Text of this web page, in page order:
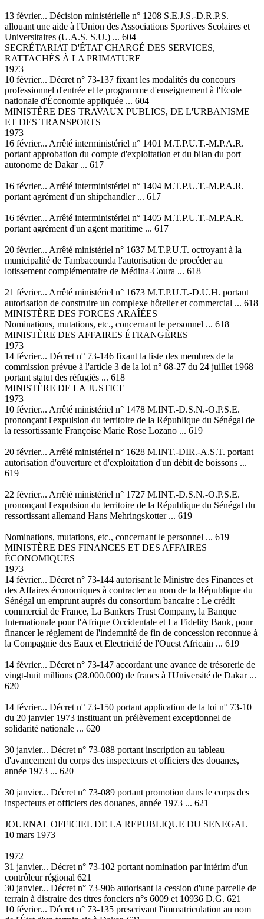
13 février... Décision ministérielle n° 1208 S.E.J.S.-D.R.P.S.
allouant une aide à l'Union des Associations Sportives Scolaires et
Universitaires (U.A.S. S.U.) ... 604
SECRÉTARIAT D'ÉTAT CHARGÉ DES SERVICES,
RATTACHÉS À LA PRIMATURE
1973
10 février... Décret n° 73-137 fixant les modalités du concours
professionnel d'entrée et le programme d'enseignement à l'École
nationale d'Économie appliquée ... 604
MINISTÈRE DES TRAVAUX PUBLICS, DE L'URBANISME
ET DES TRANSPORTS
1973
16 février... Arrêté interministériel n° 1401 M.T.P.U.T.-M.P.A.R.
portant approbation du compte d'exploitation et du bilan du port
autonome de Dakar ... 617
16 février... Arrêté interministériel n° 1404 M.T.P.U.T.-M.P.A.R.
portant agrément d'un shipchandler ... 617
16 février... Arrêté interministériel n° 1405 M.T.P.U.T.-M.P.A.R.
portant agrément d'un agent maritime ... 617
20 février... Arrêté ministériel n° 1637 M.T.P.U.T. octroyant à la
municipalité de Tambacounda l'autorisation de procéder au
lotissement complémentaire de Médina-Coura ... 618
21 février... Arrêté ministériel n° 1673 M.T.P.U.T.-D.U.H. portant
autorisation de construire un complexe hôtelier et commercial ... 618
MINISTÈRE DES FORCES ARAÎÉES
Nominations, mutations, etc., concernant le personnel ... 618
MINISTÈRE DES AFFAIRES ÉTRANGÈRES
1973
14 février... Décret n° 73-146 fixant la liste des membres de la
commission prévue à l'article 3 de la loi n° 68-27 du 24 juillet 1968
portant statut des réfugiés ... 618
MINISTÈRE DE LA JUSTICE
1973
10 février... Arrêté ministériel n° 1478 M.INT.-D.S.N.-O.P.S.E.
prononçant l'expulsion du territoire de la République du Sénégal de
la ressortissante Françoise Marie Rose Lozano ... 619
20 février... Arrêté ministériel n° 1628 M.INT.-DIR.-A.S.T. portant
autorisation d'ouverture et d'exploitation d'un débit de boissons ...
619
22 février... Arrêté ministériel n° 1727 M.INT.-D.S.N.-O.P.S.E.
prononçant l'expulsion du territoire de la République du Sénégal du
ressortissant allemand Hans Mehringskotter ... 619
Nominations, mutations, etc., concernant le personnel ... 619
MINISTÈRE DES FINANCES ET DES AFFAIRES
ÉCONOMIQUES
1973
14 février... Décret n° 73-144 autorisant le Ministre des Finances et
des Affaires économiques à contracter au nom de la République du
Sénégal un emprunt auprès du consortium bancaire : Le crédit
commercial de France, La Bankers Trust Company, la Banque
Internationale pour l'Afrique Occidentale et La Fidelity Bank, pour
financer le règlement de l'indemnité de fin de concession reconnue à
la Compagnie des Eaux et Electricité de l'Ouest Africain ... 619
14 février... Décret n° 73-147 accordant une avance de trésorerie de
vingt-huit millions (28.000.000) de francs à l'Université de Dakar ...
620
14 février... Décret n° 73-150 portant application de la loi n° 73-10
du 20 janvier 1973 instituant un prélèvement exceptionnel de
solidarité nationale ... 620
30 janvier... Décret n° 73-088 portant inscription au tableau
d'avancement du corps des inspecteurs et officiers des douanes,
année 1973 ... 620
30 janvier... Décret n° 73-089 portant promotion dans le corps des
inspecteurs et officiers des douanes, année 1973 ... 621
JOURNAL OFFICIEL DE LA REPUBLIQUE DU SENEGAL
10 mars 1973
1972
31 janvier... Décret n° 73-102 portant nomination par intérim d'un
contrôleur régional 621
30 janvier... Décret n° 73-906 autorisant la cession d'une parcelle de
terrain à distraire des titres fonciers n°s 6009 et 10936 D.G. 621
10 février... Décret n° 73-135 prescrivant l'immatriculation au nom